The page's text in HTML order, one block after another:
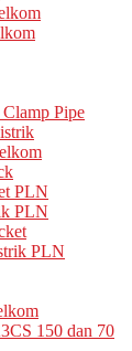
Pipe
PLN
PLN
PLN
150 dan 70